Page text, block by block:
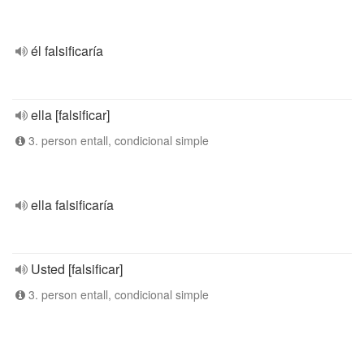
él falsificaría
ella [falsificar]
3. person entall, condicional simple
ella falsificaría
Usted [falsificar]
3. person entall, condicional simple